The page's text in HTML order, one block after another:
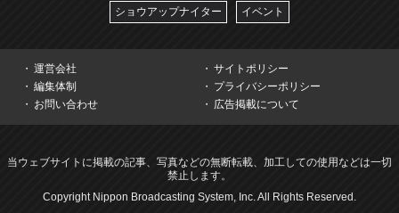
ショウアップナイター イベント
運営会社
サイトポリシー
編集体制
プライバシーポリシー
お問い合わせ
広告掲載について
当ウェブサイトに掲載の記事、写真などの無断転載、加工しての使用などは一切
禁止します。
Copyright Nippon Broadcasting System, Inc. All Rights Reserved.